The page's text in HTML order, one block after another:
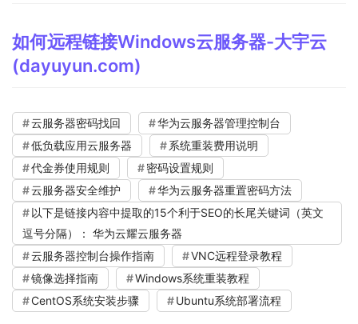
如何远程链接Windows云服务器-大宇云
(dayuyun.com)
云服务器密码找回
华为云服务器管理控制台
低负载应用云服务器
系统重装费用说明
代金券使用规则
密码设置规则
云服务器安全维护
华为云服务器重置密码方法
以下是链接内容中提取的15个利于SEO的长尾关键词（英文
逗号分隔）： 华为云耀云服务器
云服务器控制台操作指南
VNC远程登录教程
镜像选择指南
Windows系统重装教程
CentOS系统安装步骤
Ubuntu系统部署流程